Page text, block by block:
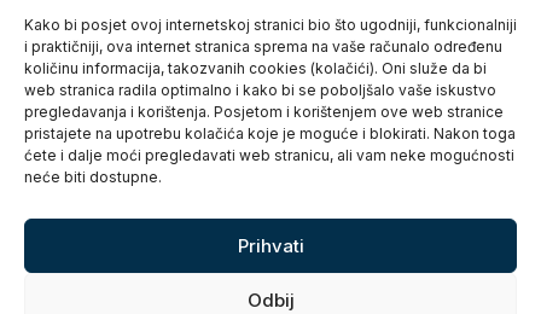
Kako bi posjet ovoj internetskoj stranici bio što ugodniji, funkcionalniji
i praktičniji, ova internet stranica sprema na vaše računalo određenu
količinu informacija, takozvanih cookies (kolačići). Oni služe da bi
web stranica radila optimalno i kako bi se poboljšalo vaše iskustvo
pregledavanja i korištenja. Posjetom i korištenjem ove web stranice
pristajete na upotrebu kolačića koje je moguće i blokirati. Nakon toga
ćete i dalje moći pregledavati web stranicu, ali vam neke mogućnosti
neće biti dostupne.
Prihvati
Odbij
Zaštita osobnih podataka
Pristup informacijama
Kolačići
Izjava o pristupačnosti
Turistička zajednica grada Karlovca